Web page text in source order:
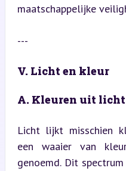
maatschappelijke
---
V. Licht en kleur
A. Kleuren uit licht
Licht lijkt misschien
een waaier van
genoemd. Dit